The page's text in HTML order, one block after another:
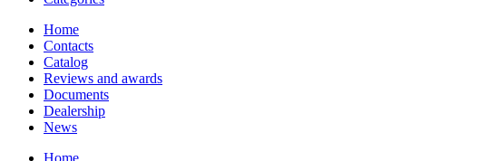
Home
Contacts
Catalog
Reviews and awards
Documents
Dealership
News
Home